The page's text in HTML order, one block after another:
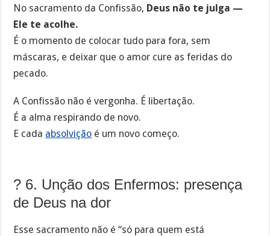
No sacramento da Confissão, Deus não te julga —
Ele te acolhe.
É o momento de colocar tudo para fora, sem
máscaras, e deixar que o amor cure as feridas do
pecado.
A Confissão não é vergonha. É libertação.
É a alma respirando de novo.
E cada absolvição é um novo começo.
? 6. Unção dos Enfermos: presença
de Deus na dor
Esse sacramento não é “só para quem está